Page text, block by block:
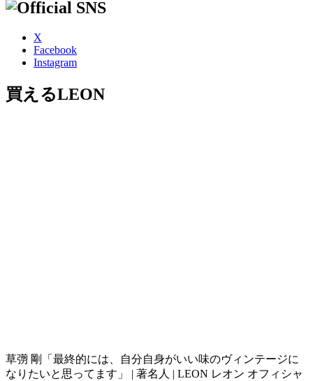
X
Facebook
Instagram
買えるLEON
草彅 剛「最終的には、自分自身がいい味のヴィンテージに
なりたいと思ってます」 | 著名人 | LEON レオン オフィシャ